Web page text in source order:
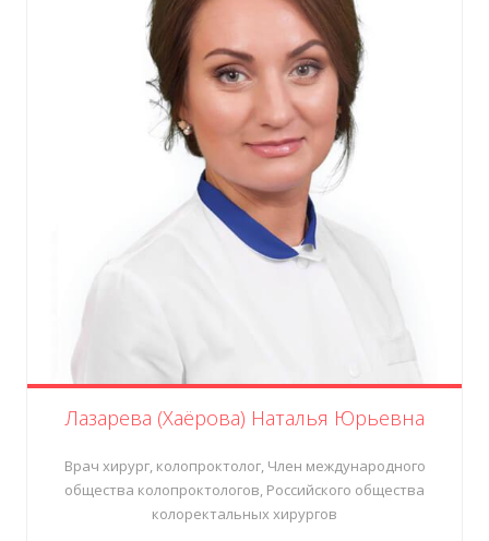
Лазарева (Хаёрова) Наталья Юрьевна
Врач хирург, колопроктолог, Член международного
общества колопроктологов, Российского общества
колоректальных хирургов